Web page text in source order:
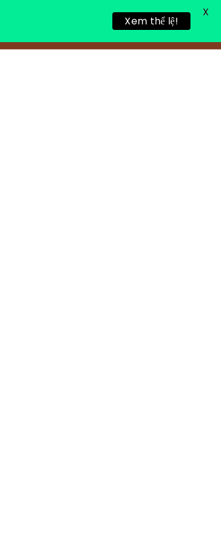
Xem thể lệ!
X